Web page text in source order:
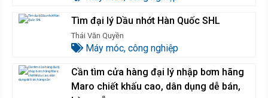
Tìm đại lý Dầu nhớt Hàn Quốc SHL
Thái Văn Quyền
Máy móc, công nghiệp
Cần tìm cửa hàng đại lý nhập bơm hãng
Maro chiết khấu cao, dân dụng dễ bán,